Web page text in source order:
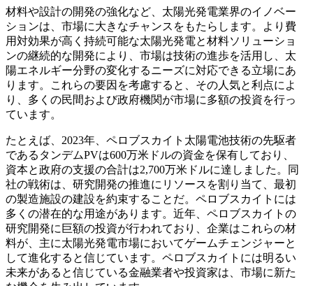
材料や設計の開発の強化など、太陽光発電業界のイノベー
ションは、市場に大きなチャンスをもたらします。より費
用対効果が高く持続可能な太陽光発電と材料ソリューショ
ンの継続的な開発により、市場は技術の進歩を活用し、太
陽エネルギー分野の変化するニーズに対応できる立場にあ
ります。これらの要因を考慮すると、その人気と利点によ
り、多くの民間および政府機関が市場に多額の投資を行っ
ています。
たとえば、2023年、ペロブスカイト太陽電池技術の先駆者
であるタンデムPVは600万米ドルの資金を保有しており、
資本と政府の支援の合計は2,700万米ドルに達しました。同
社の戦術は、研究開発の推進にリソースを割り当て、最初
の製造施設の建設を約束することだ。ペロブスカイトには
多くの潜在的な用途があります。近年、ペロブスカイトの
研究開発に巨額の投資が行われており、企業はこれらの材
料が、主に太陽光発電市場においてゲームチェンジャーと
して進化すると信じています。ペロブスカイトには明るい
未来があると信じている金融業者や投資家は、市場に新た